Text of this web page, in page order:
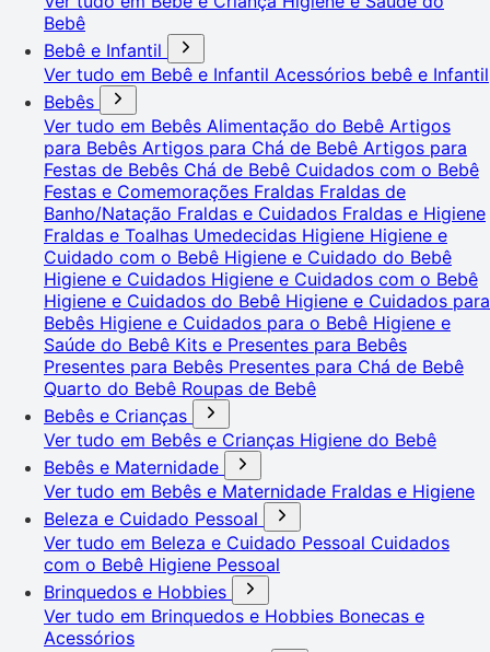
Bebê
Bebê e Infantil
Ver tudo em Bebê e Infantil Acessórios bebê e Infantil
Bebês
Ver tudo em Bebês Alimentação do Bebê Artigos
para Bebês Artigos para Chá de Bebê Artigos para
Festas de Bebês Chá de Bebê Cuidados com o Bebê
Festas e Comemorações Fraldas Fraldas de
Banho/Natação Fraldas e Cuidados Fraldas e Higiene
Fraldas e Toalhas Umedecidas Higiene Higiene e
Cuidado com o Bebê Higiene e Cuidado do Bebê
Higiene e Cuidados Higiene e Cuidados com o Bebê
Higiene e Cuidados do Bebê Higiene e Cuidados para
Bebês Higiene e Cuidados para o Bebê Higiene e
Saúde do Bebê Kits e Presentes para Bebês
Presentes para Bebês Presentes para Chá de Bebê
Quarto do Bebê Roupas de Bebê
Bebês e Crianças
Ver tudo em Bebês e Crianças Higiene do Bebê
Bebês e Maternidade
Ver tudo em Bebês e Maternidade Fraldas e Higiene
Beleza e Cuidado Pessoal
Ver tudo em Beleza e Cuidado Pessoal Cuidados
com o Bebê Higiene Pessoal
Brinquedos e Hobbies
Ver tudo em Brinquedos e Hobbies Bonecas e
Acessórios